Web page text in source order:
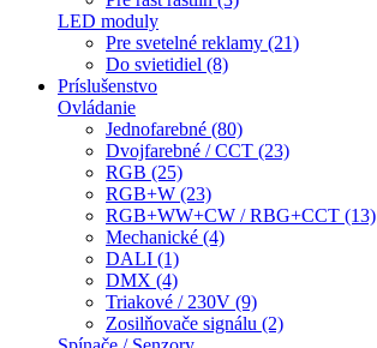
LED moduly
Pre svetelné reklamy (21)
Do svietidiel (8)
Príslušenstvo
Ovládanie
Jednofarebné (80)
Dvojfarebné / CCT (23)
RGB (25)
RGB+W (23)
RGB+WW+CW / RBG+CCT (13)
Mechanické (4)
DALI (1)
DMX (4)
Triakové / 230V (9)
Zosilňovače signálu (2)